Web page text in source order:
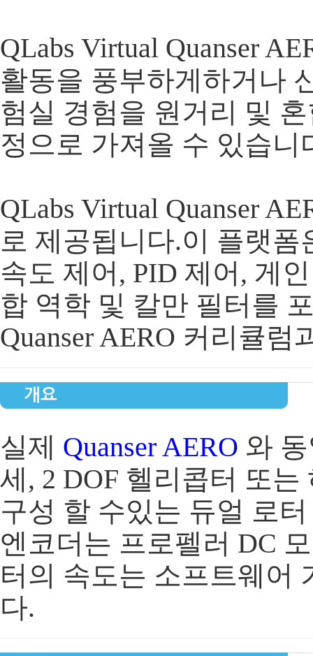
QLabs Virtual Quanser
활동을 풍부하게하거나
험실 경험을 원거리 및
정으로 가져올 수 있습니
QLabs Virtual Quanser
로 제공됩니다. ​ 이 플랫
속도 제어, PID 제어, 게
합 역학 및 칼만 필터를
Quanser AERO 커리큘럼
개요
실제 Quanser AERO 와
세, 2 DOF 헬리콥터 또
구성 할 수있는 듀얼 로
엔코더는 프로펠러 DC
터의 속도는 소프트웨어
다.